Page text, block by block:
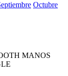
Octubre
MANOS